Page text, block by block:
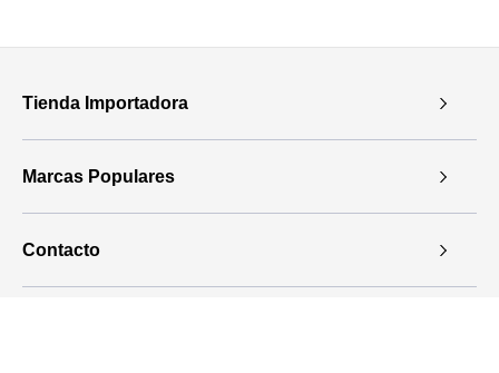
Tienda Importadora
Marcas Populares
Contacto